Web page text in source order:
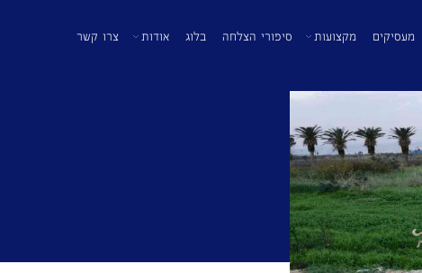
מעסיקים מקצועות סיפורי הצלחה בלוג אודות צרו קשר